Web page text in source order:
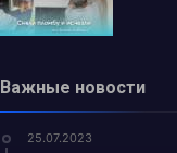
Важные новости
25.07.2023